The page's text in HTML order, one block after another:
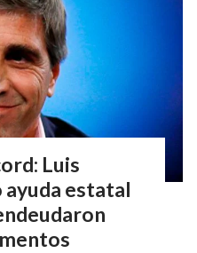
Luis
estatal